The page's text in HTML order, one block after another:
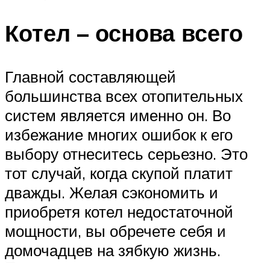
Котел – основа всего
Главной составляющей
большинства всех отопительных
систем является именно он. Во
избежание многих ошибок к его
выбору отнеситесь серьезно. Это
тот случай, когда скупой платит
дважды. Желая сэкономить и
приобретя котел недостаточной
мощности, вы обречете себя и
домочадцев на зябкую жизнь.